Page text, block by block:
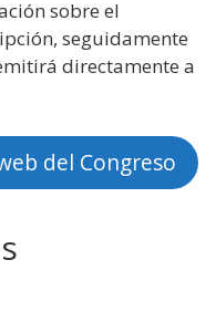
sobre el
seguidamente
directamente a
del Congreso